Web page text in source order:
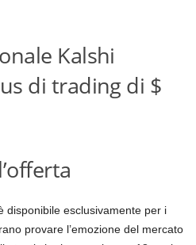
Kalshi
di trading di $
disponibile esclusivamente per i
provare l’emozione del mercato